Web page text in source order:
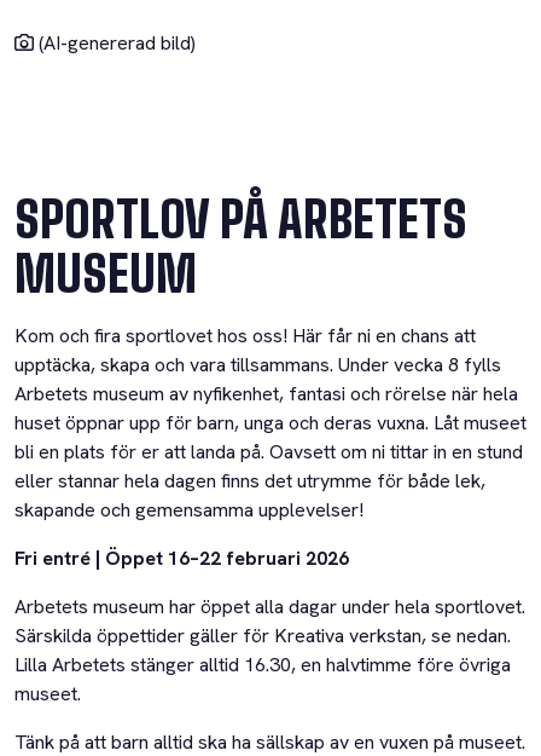
(AI-genererad bild)
SPORTLOV PÅ ARBETETS
MUSEUM
Kom och fira sportlovet hos oss! Här får ni en chans att
upptäcka, skapa och vara tillsammans. Under vecka 8 fylls
Arbetets museum av nyfikenhet, fantasi och rörelse när hela
huset öppnar upp för barn, unga och deras vuxna. Låt museet
bli en plats för er att landa på. Oavsett om ni tittar in en stund
eller stannar hela dagen finns det utrymme för både lek,
skapande och gemensamma upplevelser!
Fri entré | Öppet 16–22 februari 2026
Arbetets museum har öppet alla dagar under hela sportlovet.
Särskilda öppettider gäller för Kreativa verkstan, se nedan.
Lilla Arbetets stänger alltid 16.30, en halvtimme före övriga
museet.
Tänk på att barn alltid ska ha sällskap av en vuxen på museet.